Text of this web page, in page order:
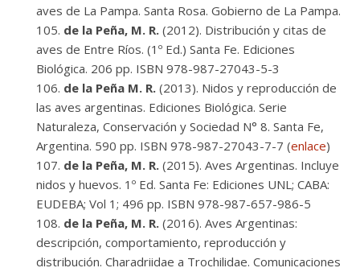
aves de La Pampa. Santa Rosa. Gobierno de La Pampa.
de la Peña, M. R. (2012). Distribución y citas de
aves de Entre Ríos. (1º Ed.) Santa Fe. Ediciones
Biológica. 206 pp. ISBN 978-987-27043-5-3
de la Peña M. R. (2013). Nidos y reproducción de
las aves argentinas. Ediciones Biológica. Serie
Naturaleza, Conservación y Sociedad N° 8. Santa Fe,
Argentina. 590 pp. ISBN 978-987-27043-7-7 (enlace)
de la Peña, M. R. (2015). Aves Argentinas. Incluye
nidos y huevos. 1º Ed. Santa Fe: Ediciones UNL; CABA:
EUDEBA; Vol 1; 496 pp. ISBN 978-987-657-986-5
de la Peña, M. R. (2016). Aves Argentinas:
descripción, comportamiento, reproducción y
distribución. Charadriidae a Trochilidae. Comunicaciones